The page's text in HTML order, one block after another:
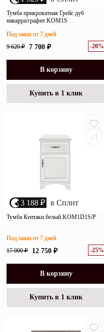
Тумба прикроватная Грейс дуб
наварра/графит KOM1S
9 620 ₽ 7 700 ₽ -20%
Под заказ от 7 дней
В корзину
Купить в 1 клик
3 188 ₽ в Сплит
Тумба Кентаки белый KOM1D1S/P
17 000 ₽ 12 750 ₽ -25%
Под заказ от 7 дней
В корзину
Купить в 1 клик